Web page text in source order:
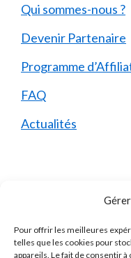
Pour offrir les meilleures
telles que les cookies pour
appareils. Le fait de consentir
Qui sommes-nous ?
Devenir Partenaire
Programme
FAQ
Actualités
Mentions Légales
Qui sommes-nous ?